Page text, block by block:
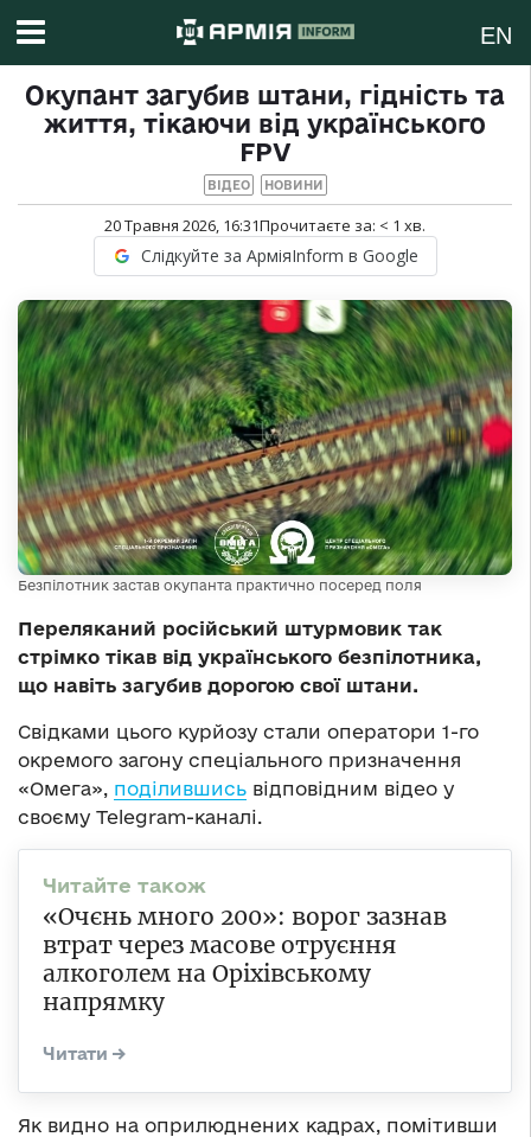
EN
Окупант загубив штани, гідність та
життя, тікаючи від українського
FPV
ВІДЕО НОВИНИ
20 Травня 2026, 16:31Прочитаєте за: < 1 хв.
Слідкуйте за АрміяInform в Google
Безпілотник застав окупанта практично посеред поля
Переляканий російський штурмовик так
стрімко тікав від українського безпілотника,
що навіть загубив дорогою свої штани.
Свідками цього курйозу стали оператори 1-го
окремого загону спеціального призначення
«Омега», поділившись відповідним відео у
своєму Telegram-каналі.
«Очєнь много 200»: ворог зазнав
втрат через масове отруєння
алкоголем на Оріхівському
напрямку
Як видно на оприлюднених кадрах, помітивши